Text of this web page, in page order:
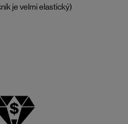
je velmi elastický)